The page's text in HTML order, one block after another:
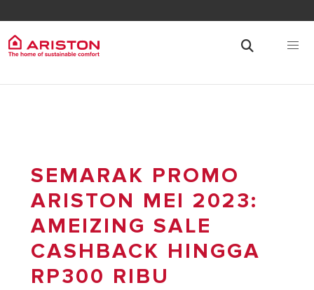
SEMARAK PROMO
ARISTON MEI 2023:
AMEIZING SALE
CASHBACK HINGGA
RP300 RIBU